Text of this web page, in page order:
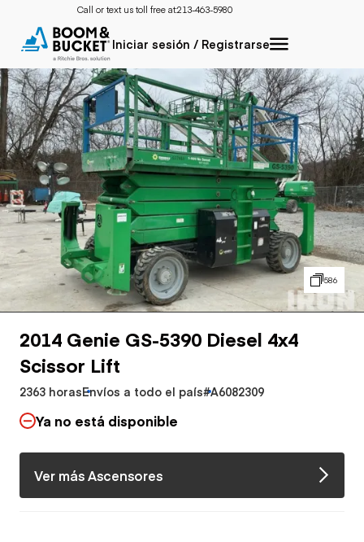
Call or text us toll free at:213-463-5980
Iniciar sesión / Registrarse
586
2014 Genie GS-5390 Diesel 4x4
Scissor Lift
2363 horasEnvíos a todo el país#A6082309
Ya no está disponible
Ver más Ascensores